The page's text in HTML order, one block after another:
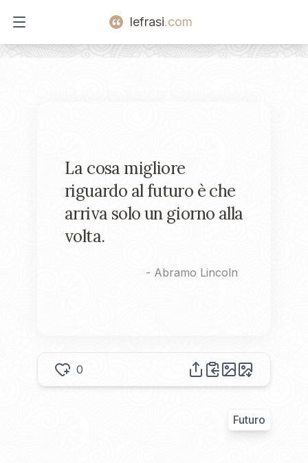
Open main menu
lefrasi.com
La cosa migliore
riguardo al futuro è che
arriva solo un giorno alla
volta.
- Abramo Lincoln
0
Futuro